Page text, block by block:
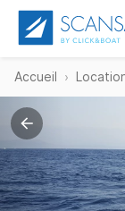
Accueil